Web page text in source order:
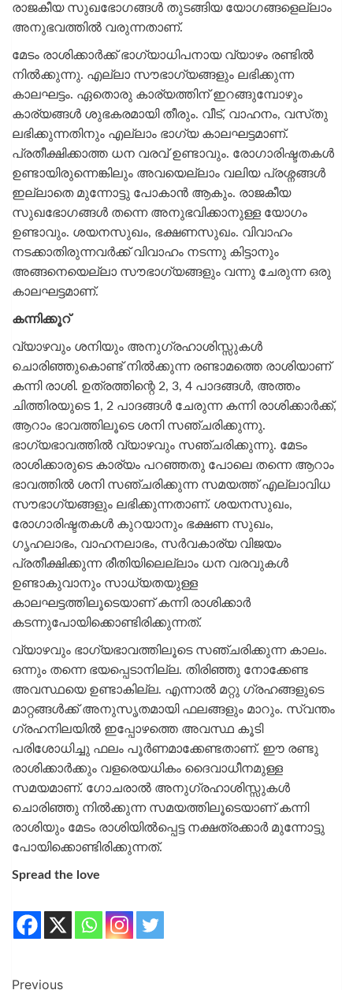
രാജകീയ സുഖഭോഗങ്ങൾ തുടങ്ങിയ യോഗങ്ങളെല്ലാം
അനുഭവത്തിൽ വരുന്നതാണ്.
മേടം രാശിക്കാർക്ക് ഭാഗ്യാധിപനായ വ്യാഴം രണ്ടിൽ
നിൽക്കുന്നു. എല്ലാ സൗഭാഗ്യങ്ങളും ലഭിക്കുന്ന
കാലഘട്ടം. ഏതൊരു കാര്യത്തിന് ഇറങ്ങുമ്പോഴും
കാര്യങ്ങൾ ശുഭകരമായി തീരും. വീട്, വാഹനം, വസ്‌തു
ലഭിക്കുന്നതിനും എല്ലാം ഭാഗ്യ കാലഘട്ടമാണ്.
പ്രതീക്ഷിക്കാത്ത ധന വരവ് ഉണ്ടാവും. രോഗാരിഷ്ടതകൾ
ഉണ്ടായിരുന്നെങ്കിലും അവയെല്ലാം വലിയ പ്രശ്നങ്ങൾ
ഇല്ലാതെ മുന്നോട്ടു പോകാൻ ആകും. രാജകീയ
സുഖഭോഗങ്ങൾ തന്നെ അനുഭവിക്കാനുള്ള യോഗം
ഉണ്ടാവും. ശയനസുഖം, ഭക്ഷണസുഖം. വിവാഹം
നടക്കാതിരുന്നവർക്ക് വിവാഹം നടന്നു കിട്ടാനും
അങ്ങനെയെല്ലാ സൗഭാഗ്യങ്ങളും വന്നു ചേരുന്ന ഒരു
കാലഘട്ടമാണ്.
കന്നിക്കൂറ്
വ്യാഴവും ശനിയും അനുഗ്രഹാശിസ്സുകൾ
ചൊരിഞ്ഞുകൊണ്ട് നിൽക്കുന്ന രണ്ടാമത്തെ രാശിയാണ്
കന്നി രാശി. ഉത്രത്തിന്റെ 2, 3, 4 പാദങ്ങൾ, അത്തം
ചിത്തിരയുടെ 1, 2 പാദങ്ങൾ ചേരുന്ന കന്നി രാശിക്കാർക്ക്,
ആറാം ഭാവത്തിലൂടെ ശനി സഞ്ചരിക്കുന്നു.
ഭാഗ്യഭാവത്തിൽ വ്യാഴവും സഞ്ചരിക്കുന്നു. മേടം
രാശിക്കാരുടെ കാര്യം പറഞ്ഞതു പോലെ തന്നെ ആറാം
ഭാവത്തിൽ ശനി സഞ്ചരിക്കുന്ന സമയത്ത് എല്ലാവിധ
സൗഭാഗ്യങ്ങളും ലഭിക്കുന്നതാണ്. ശയനസുഖം,
രോഗാരിഷ്ടതകൾ കുറയാനും ഭക്ഷണ സുഖം,
ഗൃഹലാഭം, വാഹനലാഭം, സർവകാര്യ വിജയം
പ്രതീക്ഷിക്കുന്ന രീതിയിലെല്ലാം ധന വരവുകൾ
ഉണ്ടാകുവാനും സാധ്യതയുള്ള
കാലഘട്ടത്തിലൂടെയാണ് കന്നി രാശിക്കാർ
കടന്നുപോയിക്കൊണ്ടിരിക്കുന്നത്.
വ്യാഴവും ഭാഗ്യഭാവത്തിലൂടെ സഞ്ചരിക്കുന്ന കാലം.
ഒന്നും തന്നെ ഭയപ്പെടാനില്ല. തിരിഞ്ഞു നോക്കേണ്ട
അവസ്ഥയെ ഉണ്ടാകില്ല. എന്നാൽ മറ്റു ഗ്രഹങ്ങളുടെ
മാറ്റങ്ങൾക്ക് അനുസൃതമായി ഫലങ്ങളും മാറും. സ്വന്തം
ഗ്രഹനിലയിൽ ഇപ്പോഴത്തെ അവസ്ഥ കൂടി
പരിശോധിച്ചു ഫലം പൂർണമാക്കേണ്ടതാണ്. ഈ രണ്ടു
രാശിക്കാർക്കും വളരെയധികം ദൈവാധീനമുള്ള
സമയമാണ്. ഗോചരാൽ അനുഗ്രഹാശിസ്സുകൾ
ചൊരിഞ്ഞു നിൽക്കുന്ന സമയത്തിലൂടെയാണ് കന്നി
രാശിയും മേടം രാശിയിൽപ്പെട്ട നക്ഷത്രക്കാർ മുന്നോട്ടു
പോയിക്കൊണ്ടിരിക്കുന്നത്.
Spread the love
Previous